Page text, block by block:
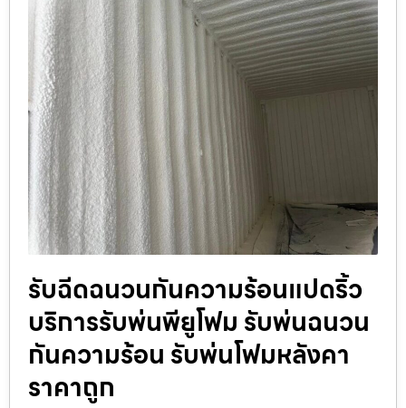
รับฉีดฉนวนกันความร้อนแปดริ้ว
บริการรับพ่นพียูโฟม รับพ่นฉนวน
กันความร้อน รับพ่นโฟมหลังคา
ราคาถูก